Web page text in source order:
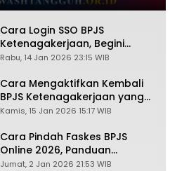
Cara Login SSO BPJS
Ketenagakerjaan, Begini
Tutorial Lengkap dan
Rabu, 14 Jan 2026 23:15 WIB
Cara Mengaktifkan Kembali
BPJS Ketenagakerjaan yang
Nonaktif, Begini Panduan
Kamis, 15 Jan 2026 15:17 WIB
Cara Pindah Faskes BPJS
Online 2026, Panduan
Lengkap via Mobile JKN,
Jumat, 2 Jan 2026 21:53 WIB